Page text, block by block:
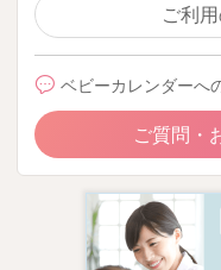
ご利
ベビーカレンダーへ
ご質問・